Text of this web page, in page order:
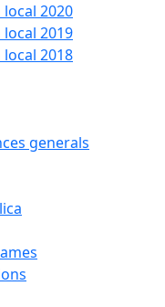
2020
2019
2018
generals